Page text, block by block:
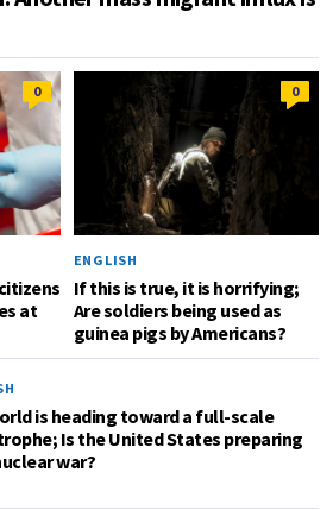
0
at
0
ENGLISH
If this is true, it is horrifying;
Are soldiers being used as
guinea pigs by Americans?
is heading toward a full-scale
Is the United States preparing
war?